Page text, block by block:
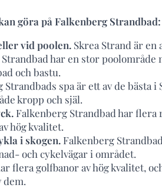
göra på Falkenberg Strandbad:
vid poolen. Skrea Strand är en
har en stor poolområde
och bastu.
Strandbads spa är ett av de bästa
kropp och själ.
Falkenberg Strandbad har flera
hög kvalitet.
i skogen. Falkenberg
och cykelvägar i området.
flera golfbanor av hög kvalitet,
dem.